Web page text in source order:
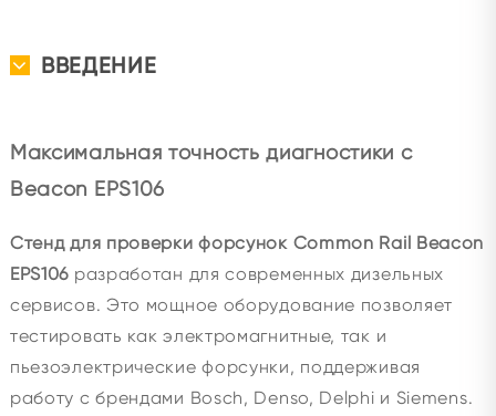
ВВЕДЕНИЕ
Максимальная точность диагностики с
Beacon EPS106
Стенд для проверки форсунок Common Rail Beacon
EPS106 разработан для современных дизельных
сервисов. Это мощное оборудование позволяет
тестировать как электромагнитные, так и
пьезоэлектрические форсунки, поддерживая
работу с брендами Bosch, Denso, Delphi и Siemens.